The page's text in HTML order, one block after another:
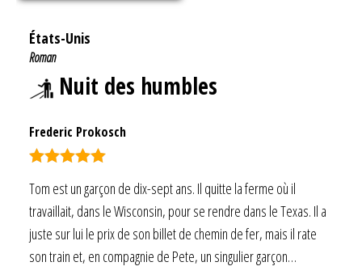
États-Unis
Roman
Nuit des humbles
Frederic Prokosch
Tom est un garçon de dix-sept ans. Il quitte la ferme où il
travaillait, dans le Wisconsin, pour se rendre dans le Texas. Il a
juste sur lui le prix de son billet de chemin de fer, mais il rate
son train et, en compagnie de Pete, un singulier garçon…